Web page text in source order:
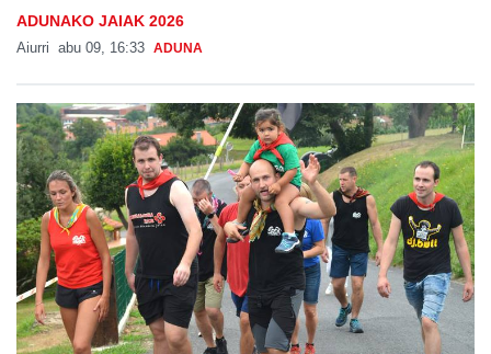
ADUNAKO JAIAK 2026
Aiurri abu 09, 16:33 ADUNA